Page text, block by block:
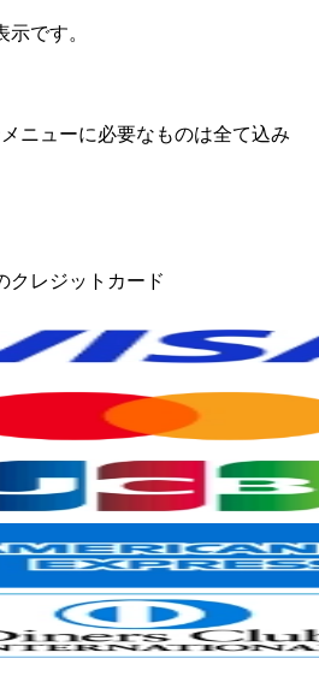
です。
ニューに必要なものは全て込み
クレジットカード